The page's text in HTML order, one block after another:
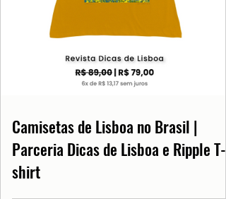
Camisetas de Lisboa no Brasil |
Parceria Dicas de Lisboa e Ripple T-
shirt